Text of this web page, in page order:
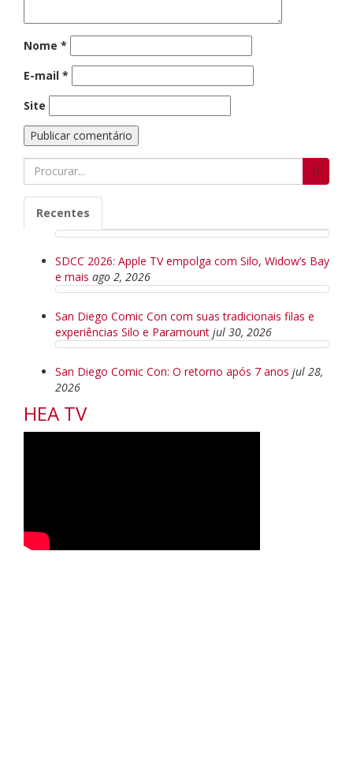
Nome *
E-mail *
Site
Search
for:
Recentes
SDCC 2026: Apple TV empolga com Silo, Widow’s Bay
e mais ago 2, 2026
San Diego Comic Con com suas tradicionais filas e
experiências Silo e Paramount jul 30, 2026
San Diego Comic Con: O retorno após 7 anos jul 28,
2026
HEA TV